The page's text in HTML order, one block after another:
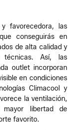
favorecedora, las
conseguirás en
de alta calidad y
técnicas. Así, las
outlet​ incorporan
en condiciones
Climacool y
la ventilación,
libertad de
favorito.